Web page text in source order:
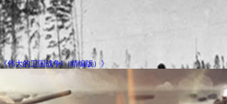
《伟大的卫国战争Ⅰ（精编版）》